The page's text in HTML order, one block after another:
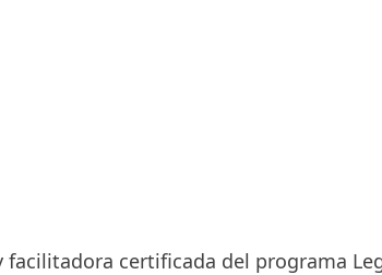
facilitadora certificada del programa